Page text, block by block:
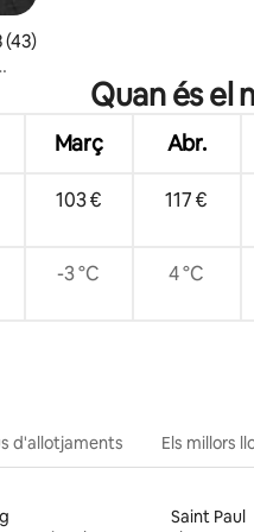
puntuació mitjana d'un total
(43)
Quan és el
Març Abr.
103 € 117 €
-3 °C 4 °C
d'allotjaments Els millors
Saint Paul